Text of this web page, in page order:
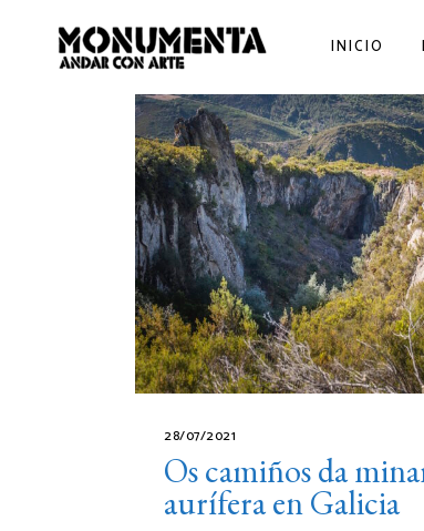
INICIO
28/07/2021
Os camiños da
aurífera en Galicia